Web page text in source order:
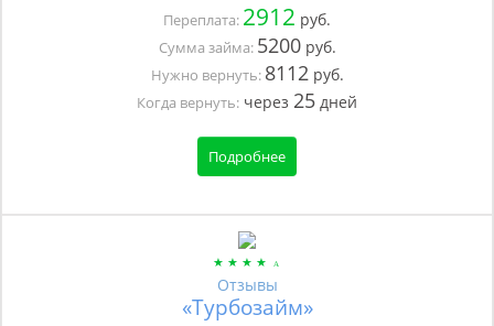
Переплата: 2912 руб.
Сумма займа: 5200руб.
Нужно вернуть: 8112руб.
Когда вернуть: через 25 дней
Подробнее
Отзывы
«Турбозайм»